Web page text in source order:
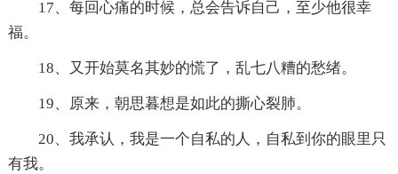
17、每回心痛的时候，总会告诉自己，至少他很幸
福。
18、又开始莫名其妙的慌了，乱七八糟的愁绪。
19、原来，朝思暮想是如此的撕心裂肺。
20、我承认，我是一个自私的人，自私到你的眼里只
有我。